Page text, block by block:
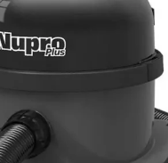

